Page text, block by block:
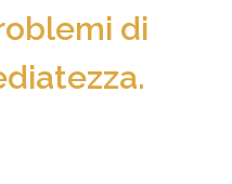
di